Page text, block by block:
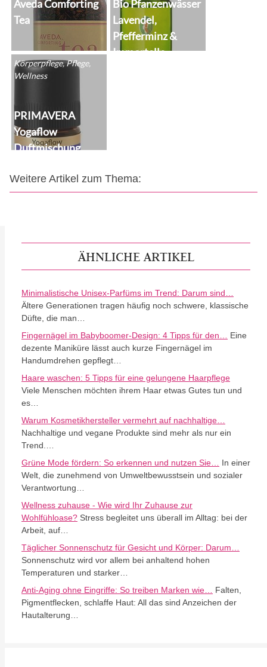
Aveda Comforting
Tea
Bio Pfanzenwässer
Lavendel,
Pfefferminz &
Immortelle
Körperpflege, Pflege,
Wellness
PRIMAVERA
Yogaflow
Duftmischung
Weitere Artikel zum Thema:
ÄHNLICHE ARTIKEL
Minimalistische Unisex-Parfüms im Trend: Darum sind…
Ältere Generationen tragen häufig noch schwere, klassische
Düfte, die man…
Fingernägel im Babyboomer-Design: 4 Tipps für den…
Eine
dezente Maniküre lässt auch kurze Fingernägel im
Handumdrehen gepflegt…
Haare waschen: 5 Tipps für eine gelungene Haarpflege
Viele Menschen möchten ihrem Haar etwas Gutes tun und
es…
Warum Kosmetikhersteller vermehrt auf nachhaltige…
Nachhaltige und vegane Produkte sind mehr als nur ein
Trend.…
Grüne Mode fördern: So erkennen und nutzen Sie…
In einer
Welt, die zunehmend von Umweltbewusstsein und sozialer
Verantwortung…
Wellness zuhause - Wie wird Ihr Zuhause zur
Wohlfühloase? Stress begleitet uns überall im Alltag: bei der
Arbeit, auf…
Täglicher Sonnenschutz für Gesicht und Körper: Darum…
Sonnenschutz wird vor allem bei anhaltend hohen
Temperaturen und starker…
Anti-Aging ohne Eingriffe: So treiben Marken wie…
Falten,
Pigmentflecken, schlaffe Haut: All das sind Anzeichen der
Hautalterung…